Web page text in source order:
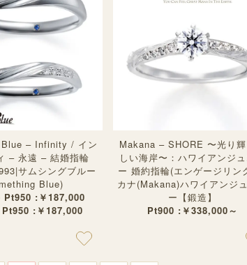
– Infinity / イン
– 永遠 – 結婚指輪
サムシングブルー
Blue)
:￥187,000
:￥187,000
Makana – SHORE 〜光り
しい海岸〜：ハワイアンジュ
ー 婚約指輪(エンゲージリン
カナ(Makana)ハワイアンジ
ー【鍛造】
Pt900 :￥338,000～